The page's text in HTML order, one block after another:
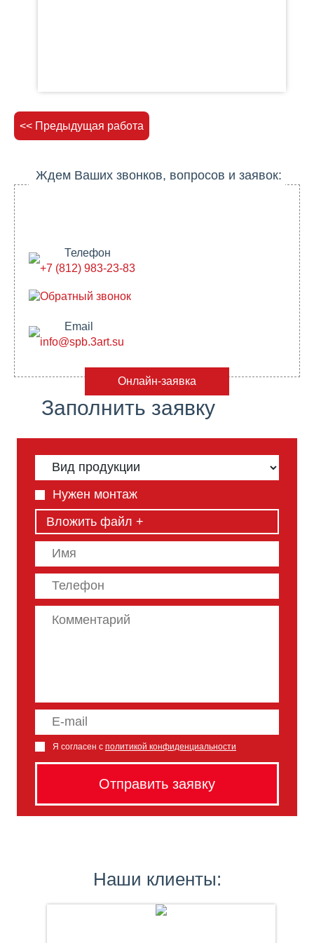
<< Предыдущая работа
Ждем Ваших звонков, вопросов и заявок:
Телефон
+7 (812) 983-23-83
Обратный звонок
Email
info@spb.3art.su
Онлайн-заявка
Заполнить заявку
Нужен монтаж
Вложить файл +
Я согласен с политикой конфиденциальности
Наши клиенты: